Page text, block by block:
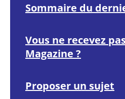
Sommaire du
Vous ne recevez
Magazine ?
Proposer un sujet